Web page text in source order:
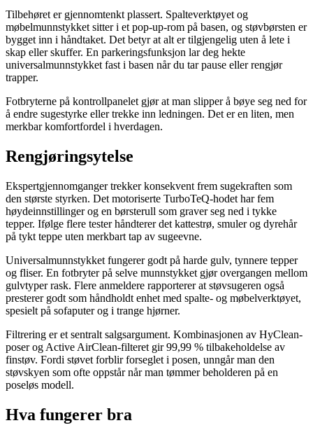
Tilbehøret er gjennomtenkt plassert. Spalteverktøyet og
møbelmunnstykket sitter i et pop-up-rom på basen, og støvbørsten er
bygget inn i håndtaket. Det betyr at alt er tilgjengelig uten å lete i
skap eller skuffer. En parkeringsfunksjon lar deg hekte
universalmunnstykket fast i basen når du tar pause eller rengjør
trapper.
Fotbryterne på kontrollpanelet gjør at man slipper å bøye seg ned for
å endre sugestyrke eller trekke inn ledningen. Det er en liten, men
merkbar komfortfordel i hverdagen.
Rengjøringsytelse
Ekspertgjennomganger trekker konsekvent frem sugekraften som
den største styrken. Det motoriserte TurboTeQ-hodet har fem
høydeinnstillinger og en børsterull som graver seg ned i tykke
tepper. Ifølge flere tester håndterer det kattestrø, smuler og dyrehår
på tykt teppe uten merkbart tap av sugeevne.
Universalmunnstykket fungerer godt på harde gulv, tynnere tepper
og fliser. En fotbryter på selve munnstykket gjør overgangen mellom
gulvtyper rask. Flere anmeldere rapporterer at støvsugeren også
presterer godt som håndholdt enhet med spalte- og møbelverktøyet,
spesielt på sofaputer og i trange hjørner.
Filtrering er et sentralt salgsargument. Kombinasjonen av HyClean-
poser og Active AirClean-filteret gir 99,99 % tilbakeholdelse av
finstøv. Fordi støvet forblir forseglet i posen, unngår man den
støvskyen som ofte oppstår når man tømmer beholderen på en
poseløs modell.
Hva fungerer bra